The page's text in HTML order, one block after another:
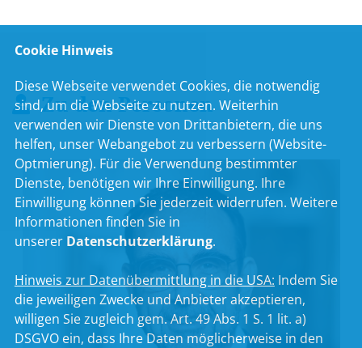
Zu den Personen
Cookie Hinweis
Diese Webseite verwendet Cookies, die notwendig
sind, um die Webseite zu nutzen. Weiterhin
verwenden wir Dienste von Drittanbietern, die uns
helfen, unser Webangebot zu verbessern (Website-
Optmierung). Für die Verwendung bestimmter
Dienste, benötigen wir Ihre Einwilligung. Ihre
Einwilligung können Sie jederzeit widerrufen. Weitere
Informationen finden Sie in
unserer Datenschutzerklärung.
Hinweis zur Datenübermittlung in die USA: Indem Sie
die jeweiligen Zwecke und Anbieter akzeptieren,
willigen Sie zugleich gem. Art. 49 Abs. 1 S. 1 lit. a)
DSGVO ein, dass Ihre Daten möglicherweise in den